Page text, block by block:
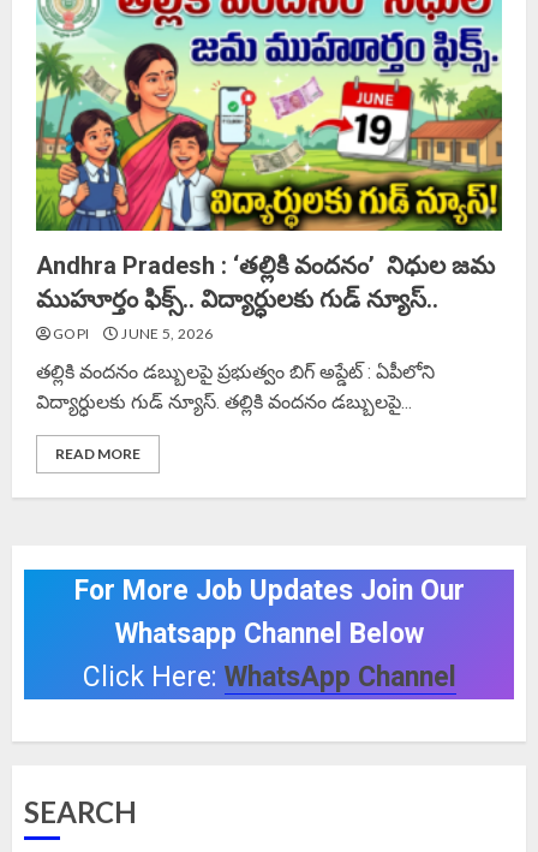
Andhra Pradesh : ‘తల్లికి వందనం’ నిధుల జమ
ముహూర్తం ఫిక్స్.. విద్యార్ధులకు గుడ్ న్యూస్..
GOPI JUNE 5, 2026
తల్లికి వందనం డబ్బులపై ప్రభుత్వం బిగ్ అప్డేట్ : ఏపీలోని
విద్యార్ధులకు గుడ్ న్యూస్. తల్లికి వందనం డబ్బులపై...
READ MORE
For More Job Updates Join Our
Whatsapp Channel Below
Click Here: WhatsApp Channel
SEARCH